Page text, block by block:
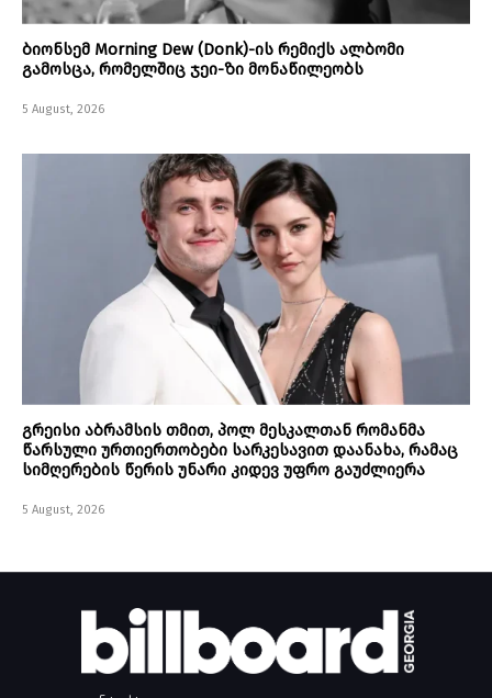
ბიონსემ Morning Dew (Donk)-ის რემიქს ალბომი
გამოსცა, რომელშიც ჯეი-ზი მონაწილეობს
5 August, 2026
გრეისი აბრამსის თმით, პოლ მესკალთან რომანმა
წარსული ურთიერთობები სარკესავით დაანახა, რამაც
სიმღერების წერის უნარი კიდევ უფრო გაუძლიერა
5 August, 2026